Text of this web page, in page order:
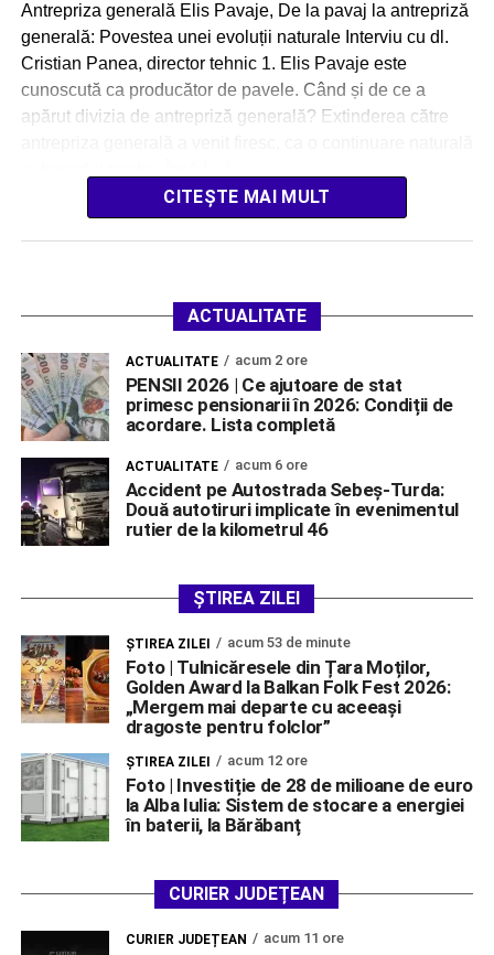
Antrepriza generală Elis Pavaje, De la pavaj la antrepriză
generală: Povestea unei evoluții naturale Interviu cu dl.
Cristian Panea, director tehnic 1. Elis Pavaje este
cunoscută ca producător de pavele. Când și de ce a
apărut divizia de antrepriză generală? Extinderea către
CITEȘTE MAI MULT
ACTUALITATE
ACTUALITATE acum 2 ore
PENSII 2026 | Ce ajutoare de stat
primesc pensionarii în 2026: Condiții de
acordare. Lista completă
ACTUALITATE acum 6 ore
Accident pe Autostrada Sebeș-Turda:
Două autotiruri implicate în evenimentul
rutier de la kilometrul 46
ȘTIREA ZILEI
ŞTIREA ZILEI acum 53 de minute
Foto | Tulnicăresele din Țara Moților,
Golden Award la Balkan Folk Fest 2026:
„Mergem mai departe cu aceeași
dragoste pentru folclor”
ŞTIREA ZILEI acum 12 ore
Foto | Investiție de 28 de milioane de euro
la Alba Iulia: Sistem de stocare a energiei
în baterii, la Bărăbanț
CURIER JUDEȚEAN
CURIER JUDEȚEAN acum 11 ore